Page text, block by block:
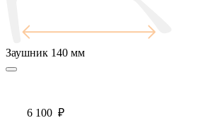
Заушник 140 мм
6 100 ₽